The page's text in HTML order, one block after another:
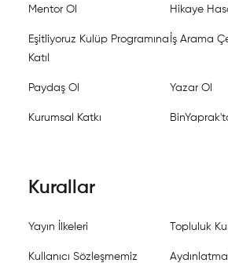
Mentor Ol Hikaye
Eşitliyoruz Kulüp Programına
Katıl
İş Arama
Paydaş Ol Yazar Ol
Kurumsal Katkı
Kurallar
Yayın İlkeleri Topluluk
Kullanıcı Sözleşmemiz